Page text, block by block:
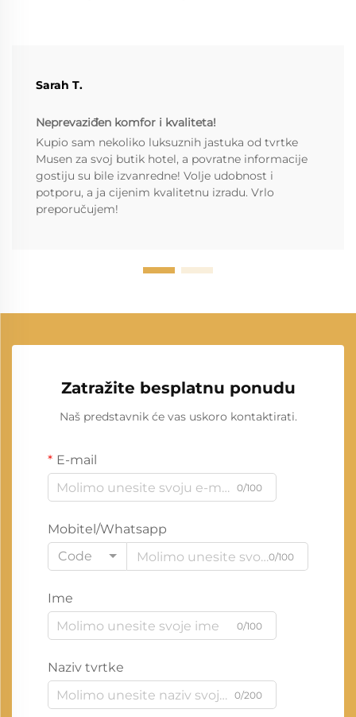
Sarah T.
Neprevaziđen komfor i kvaliteta!
Kupio sam nekoliko luksuznih jastuka od tvrtke
Musen za svoj butik hotel, a povratne informacije
gostiju su bile izvanredne! Volje udobnost i
potporu, a ja cijenim kvalitetnu izradu. Vrlo
preporučujem!
Zatražite besplatnu ponudu
Naš predstavnik će vas uskoro kontaktirati.
E-mail
0/100
Mobitel/Whatsapp
Code
0/100
Ime
0/100
Naziv tvrtke
0/200